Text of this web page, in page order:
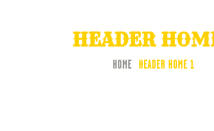
HEADER
HOME HEADER HOME 1
FESTIVAL-INFO
PROGRAMM